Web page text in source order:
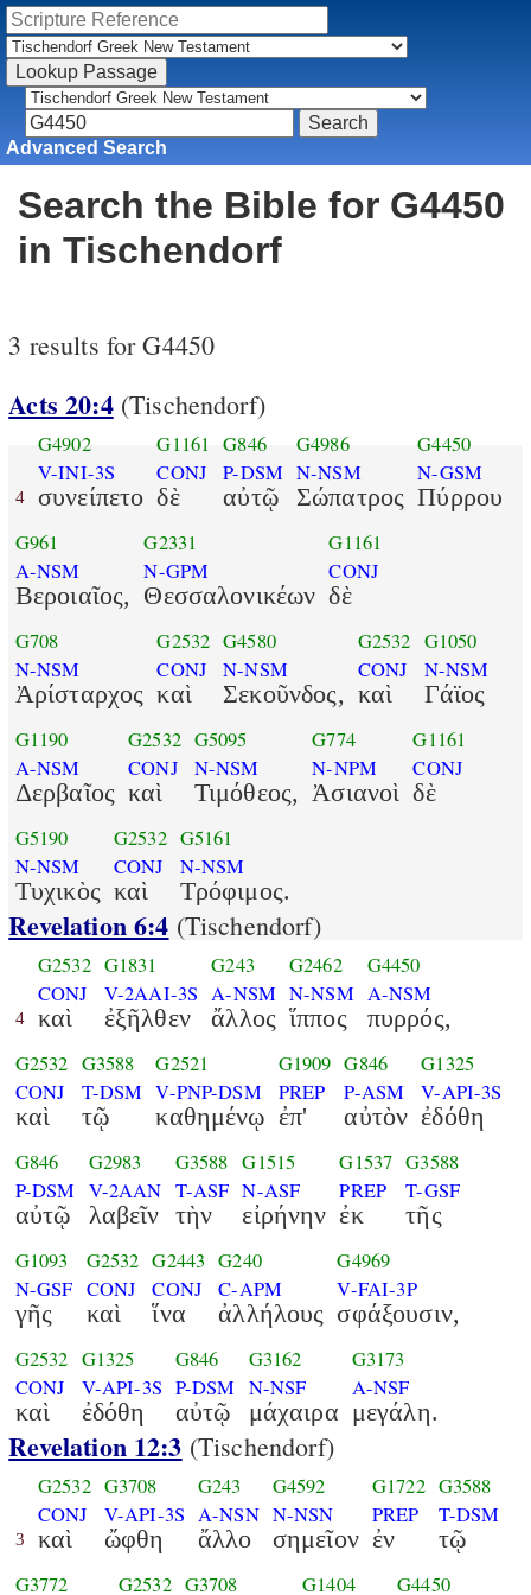
Advanced Search
Search the Bible for G4450
in Tischendorf
3 results for G4450
Acts 20:4(Tischendorf)
4
G4902
V-INI-3S
συνείπετο
G1161
CONJ
δὲ
G846
P-DSM
αὐτῷ
G4986
N-NSM
Σώπατρος
G4450
N-GSM
Πύρρου
G961
A-NSM
Βεροιαῖος,
G2331
N-GPM
Θεσσαλονικέων
G1161
CONJ
δὲ
G708
N-NSM
Ἀρίσταρχος
G2532
CONJ
καὶ
G4580
N-NSM
Σεκοῦνδος,
G2532
CONJ
καὶ
G1050
N-NSM
Γάϊος
G1190
A-NSM
Δερβαῖος
G2532
CONJ
καὶ
G5095
N-NSM
Τιμόθεος,
G774
N-NPM
Ἀσιανοὶ
G1161
CONJ
δὲ
G5190
N-NSM
Τυχικὸς
G2532
CONJ
καὶ
G5161
N-NSM
Τρόφιμος.
Revelation 6:4 (Tischendorf)
4
G2532
CONJ
καὶ
G1831
V-2AAI-3S
ἐξῆλθεν
G243
A-NSM
ἄλλος
G2462
N-NSM
ἵππος
G4450
A-NSM
πυρρός,
G2532
CONJ
καὶ
G3588
T-DSM
τῷ
G2521
V-PNP-DSM
καθημένῳ
G1909
PREP
ἐπ'
G846
P-ASM
αὐτὸν
G1325
V-API-3S
ἐδόθη
G846
P-DSM
αὐτῷ
G2983
V-2AAN
λαβεῖν
G3588
T-ASF
τὴν
G1515
N-ASF
εἰρήνην
G1537
PREP
ἐκ
G3588
T-GSF
τῆς
G1093
N-GSF
γῆς
G2532
CONJ
καὶ
G2443
CONJ
ἵνα
G240
C-APM
ἀλλήλους
G4969
V-FAI-3P
σφάξουσιν,
G2532
CONJ
καὶ
G1325
V-API-3S
ἐδόθη
G846
P-DSM
αὐτῷ
G3162
N-NSF
μάχαιρα
G3173
A-NSF
μεγάλη.
Revelation 12:3 (Tischendorf)
3
G2532
CONJ
καὶ
G3708
V-API-3S
ὤφθη
G243
A-NSN
ἄλλο
G4592
N-NSN
σημεῖον
G1722
PREP
ἐν
G3588
T-DSM
τῷ
G3772 G2532 G3708 G1404 G4450